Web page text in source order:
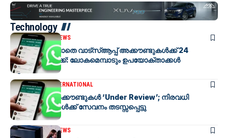
Technology
INTERNATIONALNEWS
മുന്നറിയിപ്പില്ലാതെ വാട്സ്ആപ്പ് അക്കൗണ്ടുകൾക്ക്‌ 24
മണിക്കൂർ വിലക്ക്: ലോകമെമ്പാടും ഉപയോക്താക്കൾ
ആശങ്കയിൽ
TECHNOLOGYINTERNATIONAL
വാട്സ്ആപ്പ് അക്കൗണ്ടുകൾ ‘Under Review’; നിരവധി
ഉപയോക്താക്കൾക്ക് സേവനം തടസ്സപ്പെട്ടു
INTERNATIONALNEWS